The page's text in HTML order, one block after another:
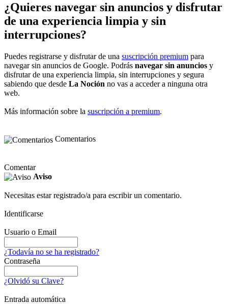
¿Quieres navegar sin anuncios y disfrutar
de una experiencia limpia y sin
interrupciones?
Puedes registrarse y disfrutar de una suscripción premium para
navegar sin anuncios de Google. Podrás navegar sin anuncios y
disfrutar de una experiencia limpia, sin interrupciones y segura
sabiendo que desde La Noción no vas a acceder a ninguna otra
web.
Más información sobre la suscripción a premium.
Comentarios
Comentar
Aviso
Necesitas estar registrado/a para escribir un comentario.
Identificarse
Usuario o Email
¿Todavía no se ha registrado?
Contraseña
¿Olvidó su Clave?
Entrada automática